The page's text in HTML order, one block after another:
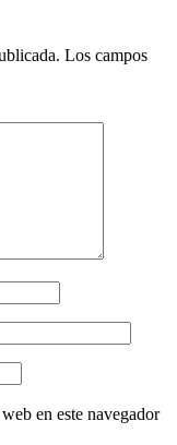
Los campos
en este navegador